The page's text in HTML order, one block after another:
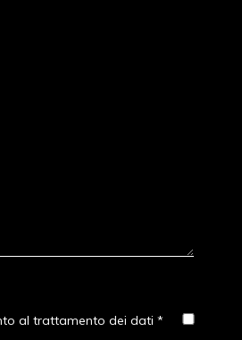
al trattamento dei dati *